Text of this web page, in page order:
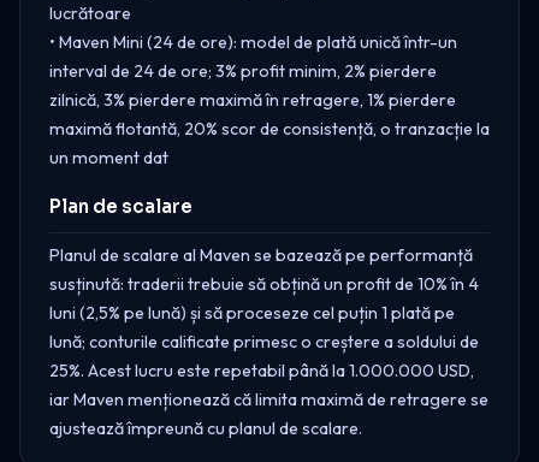
lucrătoare
• Maven Mini (24 de ore): model de plată unică într-un
interval de 24 de ore; 3% profit minim, 2% pierdere
zilnică, 3% pierdere maximă în retragere, 1% pierdere
maximă flotantă, 20% scor de consistență, o tranzacție la
un moment dat
Plan de scalare
Planul de scalare al Maven se bazează pe performanță
susținută: traderii trebuie să obțină un profit de 10% în 4
luni (2,5% pe lună) și să proceseze cel puțin 1 plată pe
lună; conturile calificate primesc o creștere a soldului de
25%. Acest lucru este repetabil până la 1.000.000 USD,
iar Maven menționează că limita maximă de retragere se
ajustează împreună cu planul de scalare.